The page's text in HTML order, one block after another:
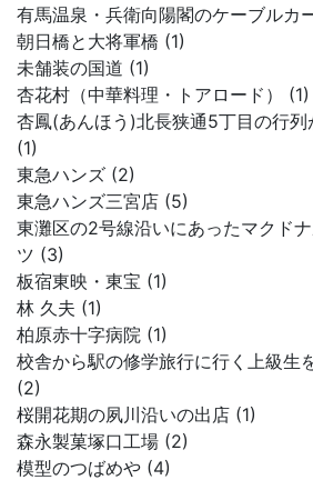
有馬温泉・兵衛向陽閣のケーブルカ
朝日橋と大将軍橋 (1)
未舗装の国道 (1)
杏花村（中華料理・トアロード） (1)
杏鳳(あんほう)北長狭通5丁目の行
(1)
東急ハンズ (2)
東急ハンズ三宮店 (5)
東灘区の2号線沿いにあったマクド
ツ (3)
板宿東映・東宝 (1)
林 久夫 (1)
柏原赤十字病院 (1)
校舎から駅の修学旅行に行く上級生
(2)
桜開花期の夙川沿いの出店 (1)
森永製菓塚口工場 (2)
模型のつばめや (4)